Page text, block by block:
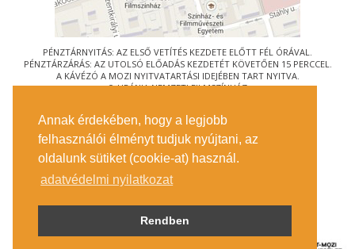
Annak érdekében, hogy a legjobb
felhasználói élményt tudjuk nyújtani, az
oldalunk sütiket (cookie-at) használ.
adatvédelmi nyilatkozat
Rendben
PÉNZTÁRNYITÁS: AZ ELSŐ VETÍTÉS KEZDETE ELŐTT FÉL ÓRÁVAL.
PÉNZTÁRZÁRÁS: AZ UTOLSÓ ELŐADÁS KEZDETÉT KÖVETŐEN 15 PERCCEL.
A KÁVÉZÓ A MOZI NYITVATARTÁSI IDEJÉBEN TART NYITVA.
© URÁNIA NEMZETI FILMSZÍNHÁZ
1088 BUDAPEST, RÁKÓCZI ÚT 21.
MEGKÖZELÍTÉS
JEGYINFORMÁCIÓ
ÍRJON NEKÜNK!
KÖZÉRDEKŰ ADATOK